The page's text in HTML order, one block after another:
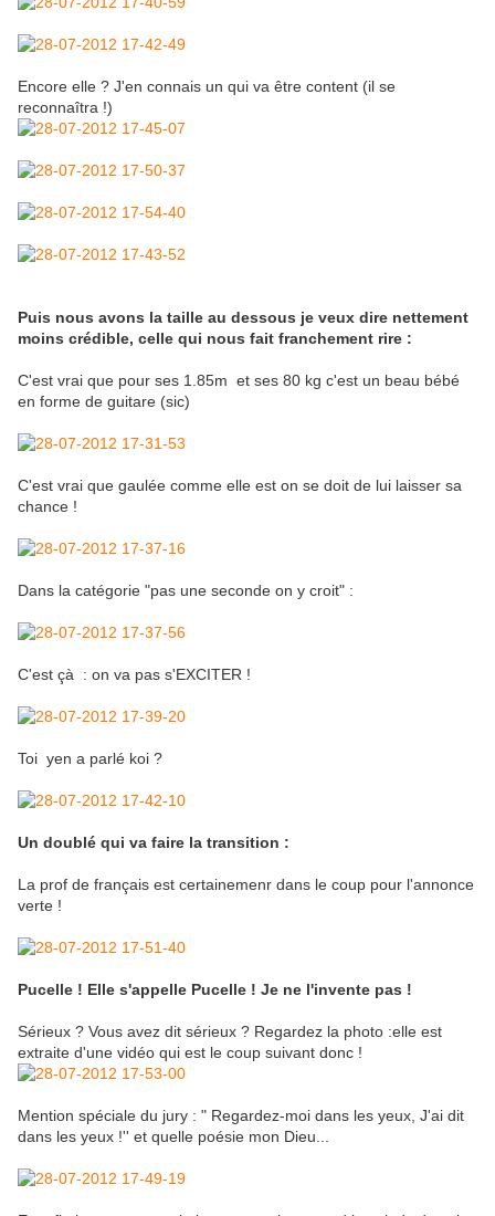
Encore elle ? J'en connais un qui va être content (il se
reconnaîtra !)
Puis nous avons la taille au dessous je veux dire nettement
moins crédible, celle qui nous fait franchement rire :
C'est vrai que pour ses 1.85m et ses 80 kg c'est un beau bébé
en forme de guitare (sic)
C'est vrai que gaulée comme elle est on se doit de lui laisser sa
chance !
Dans la catégorie "pas une seconde on y croit" :
C'est çà : on va pas s'EXCITER !
Toi yen a parlé koi ?
Un doublé qui va faire la transition :
La prof de français est certainemenr dans le coup pour l'annonce
verte !
Pucelle ! Elle s'appelle Pucelle ! Je ne l'invente pas !
Sérieux ? Vous avez dit sérieux ? Regardez la photo :elle est
extraite d'une vidéo qui est le coup suivant donc !
Mention spéciale du jury : " Regardez-moi dans les yeux, J'ai dit
dans les yeux !'' et quelle poésie mon Dieu...